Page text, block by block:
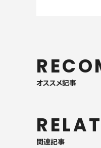
オススメ記事
関連記事